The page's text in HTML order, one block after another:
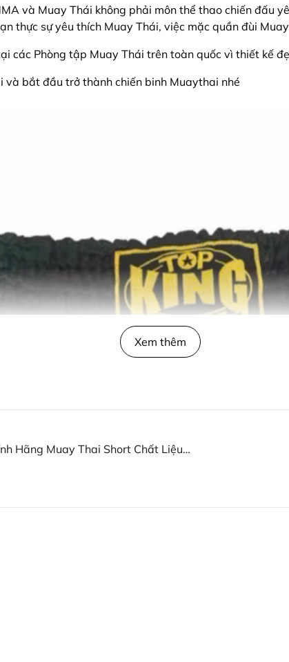
và Muay Thái không phải môn thể thao chiến đấu
thực sự yêu thích Muay Thái, việc mặc quần đùi
các Phòng tập Muay Thái trên toàn quốc vì thiết kế
và bắt đầu trở thành chiến binh Muaythai nhé
Xem thêm
Hãng Muay Thai Short Chất Liệu